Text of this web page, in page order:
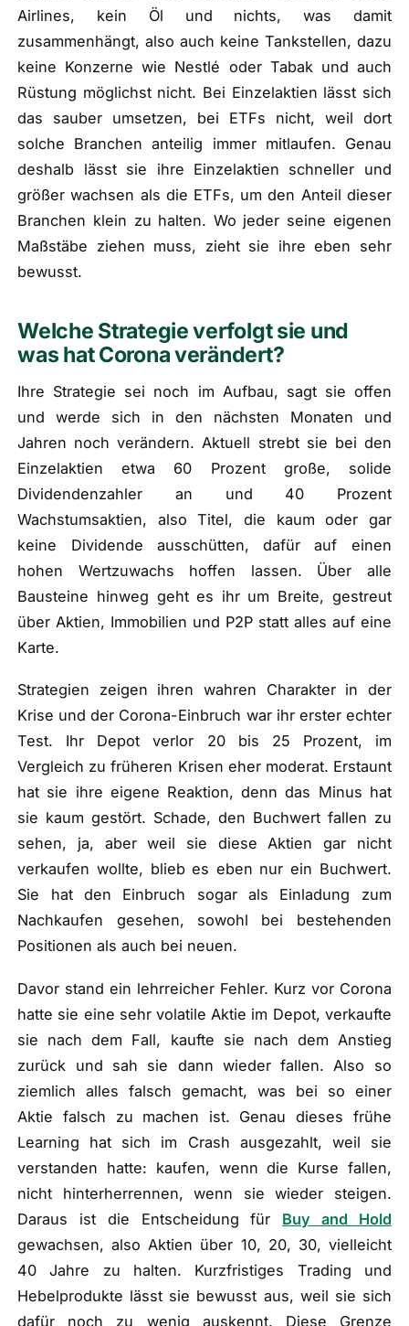
Airlines, kein Öl und nichts, was damit
zusammenhängt, also auch keine Tankstellen, dazu
keine Konzerne wie Nestlé oder Tabak und auch
Rüstung möglichst nicht. Bei Einzelaktien lässt sich
das sauber umsetzen, bei ETFs nicht, weil dort
solche Branchen anteilig immer mitlaufen. Genau
deshalb lässt sie ihre Einzelaktien schneller und
größer wachsen als die ETFs, um den Anteil dieser
Branchen klein zu halten. Wo jeder seine eigenen
Maßstäbe ziehen muss, zieht sie ihre eben sehr
bewusst.
Welche Strategie verfolgt sie und
was hat Corona verändert?
Ihre Strategie sei noch im Aufbau, sagt sie offen
und werde sich in den nächsten Monaten und
Jahren noch verändern. Aktuell strebt sie bei den
Einzelaktien etwa 60 Prozent große, solide
Dividendenzahler an und 40 Prozent
Wachstumsaktien, also Titel, die kaum oder gar
keine Dividende ausschütten, dafür auf einen
hohen Wertzuwachs hoffen lassen. Über alle
Bausteine hinweg geht es ihr um Breite, gestreut
über Aktien, Immobilien und P2P statt alles auf eine
Karte.
Strategien zeigen ihren wahren Charakter in der
Krise und der Corona-Einbruch war ihr erster echter
Test. Ihr Depot verlor 20 bis 25 Prozent, im
Vergleich zu früheren Krisen eher moderat. Erstaunt
hat sie ihre eigene Reaktion, denn das Minus hat
sie kaum gestört. Schade, den Buchwert fallen zu
sehen, ja, aber weil sie diese Aktien gar nicht
verkaufen wollte, blieb es eben nur ein Buchwert.
Sie hat den Einbruch sogar als Einladung zum
Nachkaufen gesehen, sowohl bei bestehenden
Positionen als auch bei neuen.
Davor stand ein lehrreicher Fehler. Kurz vor Corona
hatte sie eine sehr volatile Aktie im Depot, verkaufte
sie nach dem Fall, kaufte sie nach dem Anstieg
zurück und sah sie dann wieder fallen. Also so
ziemlich alles falsch gemacht, was bei so einer
Aktie falsch zu machen ist. Genau dieses frühe
Learning hat sich im Crash ausgezahlt, weil sie
verstanden hatte: kaufen, wenn die Kurse fallen,
nicht hinterherrennen, wenn sie wieder steigen.
Daraus ist die Entscheidung für Buy and Hold
gewachsen, also Aktien über 10, 20, 30, vielleicht
40 Jahre zu halten. Kurzfristiges Trading und
Hebelprodukte lässt sie bewusst aus, weil sie sich
dafür noch zu wenig auskennt. Diese Grenze